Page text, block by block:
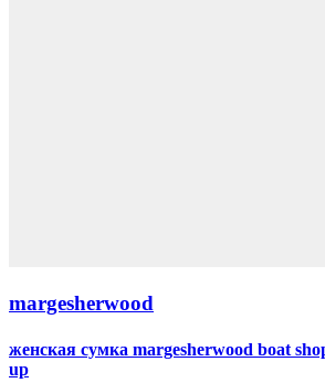
margesherwood
женская сумка margesherwood boat
up